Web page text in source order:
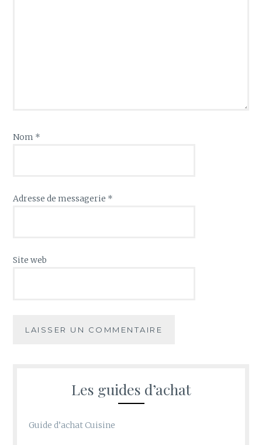
Nom *
Adresse de messagerie *
Site web
Les guides d’achat
Guide d’achat Cuisine